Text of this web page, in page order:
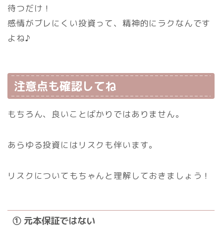
待つだけ！
感情がブレにくい投資って、精神的にラクなんです
よね♪
注意点も確認してね
もちろん、良いことばかりではありません。
あらゆる投資にはリスクも伴います。
リスクについてもちゃんと理解しておきましょう！
① 元本保証ではない